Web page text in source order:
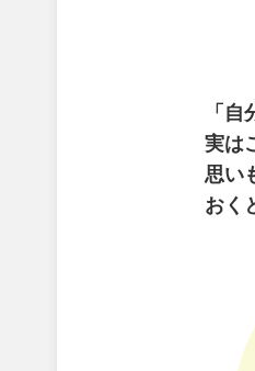
「
実は
思い
おく